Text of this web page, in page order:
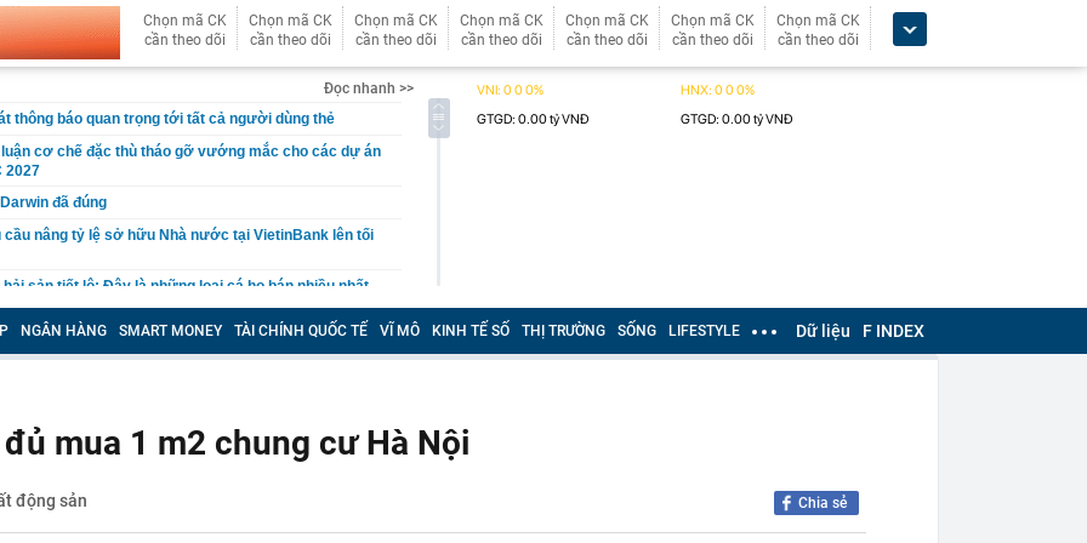
Chọn mã CK
cần theo dõi
Chọn mã CK
cần theo dõi
Chọn mã CK
cần theo dõi
Chọn mã CK
cần theo dõi
Chọn mã CK
cần theo dõi
Chọn mã CK
cần theo dõi
Chọn mã CK
cần theo dõi
Đọc nhanh >>
thông báo quan trọng tới tất cả người dùng thẻ
luận cơ chế đặc thù tháo gỡ vướng mắc cho các dự án
2027
đã đúng
cầu nâng tỷ lệ sở hữu Nhà nước tại VietinBank lên tối
sản tiết lộ: Đây là những loại cá họ bán nhiều nhất
sĩ đồng loạt kiểm tra tại 5 block chung cư vào đúng 4
hơn 200 triệu đồng được dàn sao bom tấn The
diễn Christopher Nolan cùng yêu thích
làm mô hình nhà miền Tây, thu gần nửa tỉ mỗi năm
NGÂN HÀNG SMART MONEY TÀI CHÍNH QUỐC TẾ VĨ MÔ KINH TẾ SỐ THỊ TRƯỜNG SỐNG LIFESTYLE Dữ liệu F INDEX
mua 1 m2 chung cư Hà Nội
động sản Chia sẻ